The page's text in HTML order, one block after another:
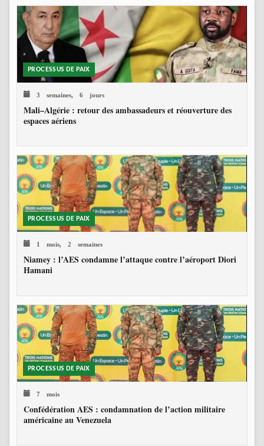
PROCESSUS DE PAIX
3 semaines, 6 jours
Mali–Algérie : retour des ambassadeurs et réouverture des
espaces aériens
PROCESSUS DE PAIX
1 mois, 2 semaines
Niamey : l’AES condamne l’attaque contre l’aéroport Diori
Hamani
PROCESSUS DE PAIX
7 mois
Confédération AES : condamnation de l’action militaire
américaine au Venezuela